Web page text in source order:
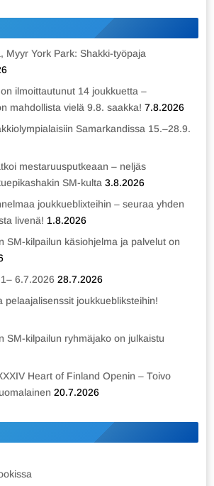
Myyr York Park: Shakki-työpaja
ilmoittautunut 14 joukkuetta –
mahdollista vielä 9.8. saakka! 7.8.2026
Samarkandissa 15.–28.9.
mestaruusputkeaan – neljäs
SM-kulta 3.8.2026
joukkueblixteihin – seuraa yhden
livenä! 1.8.2026
SM-kilpailun käsiohjelma ja palvelut on
6.7.2026 28.7.2026
pelaajalisenssit joukkuebliksteihin!
SM-kilpailun ryhmäjako on julkaistu
Heart of Finland Openin – Toivo
20.7.2026